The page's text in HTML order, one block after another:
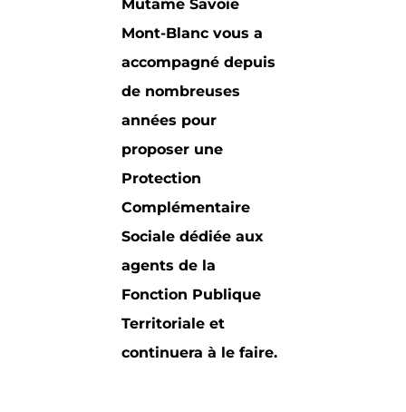
Mutame Savoie
Mont-Blanc vous a
accompagné depuis
de nombreuses
années pour
proposer une
Protection
Complémentaire
Sociale dédiée aux
agents de la
Fonction Publique
Territoriale et
continuera à le faire.